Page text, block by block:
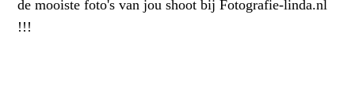
de mooiste foto's van jou shoot bij Fotografie-linda.nl
!!!